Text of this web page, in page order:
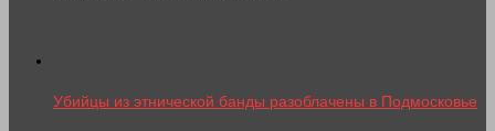
Убийцы из этнической банды разоблачены в Подмосковье